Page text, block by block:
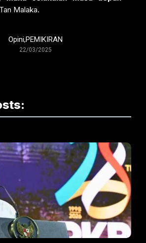
Malaka.
Opini,PEMIKIRAN
22/03/2025